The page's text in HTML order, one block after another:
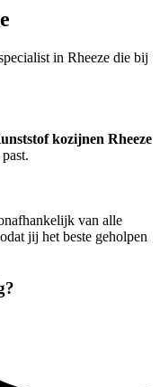
in Rheeze die bij
kozijnen Rheeze
van alle
jij het beste geholpen